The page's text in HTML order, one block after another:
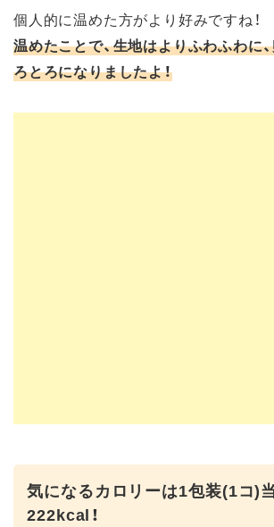
個人的に温めた方がより好みですね！
温めたことで、生地はよりふわふわに
ろとろになりましたよ！
気になるカロリーは1包装(1コ)
222kcal！